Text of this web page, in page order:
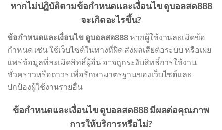
หากไม่ปฏิบัติตามข้อกำหนดและเงื่อนไข ดูบอลสด888
จะเกิดอะไรขึ้น?
ข้อกำหนดและเงื่อนไข ดูบอลสด888 หากผู้ใช้งานละเมิดข้อ
กำหนด เช่น ใช้เว็บไซต์ในทางที่ผิด ส่งผลเสียต่อระบบ หรือเผย
แพร่ข้อมูลที่ละเมิดสิทธิ์ผู้อื่น อาจถูกระงับสิทธิ์การใช้งาน
ชั่วคราวหรือถาวร เพื่อรักษามาตรฐานของเว็บไซต์และ
ปกป้องผู้ใช้งานรายอื่น
ข้อกำหนดและเงื่อนไข ดูบอลสด888 มีผลต่อคุณภาพ
การให้บริการหรือไม่?